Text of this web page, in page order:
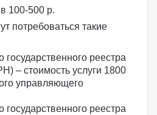
100-500 р.
потребоваться такие
государственного реестра
– стоимость услуги 1800
управляющего
государственного реестра